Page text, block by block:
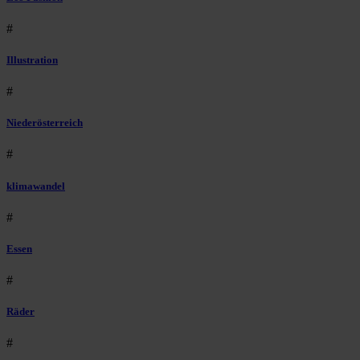
#
Illustration
#
Niederösterreich
#
klimawandel
#
Essen
#
Räder
#